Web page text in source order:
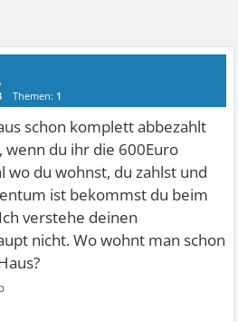
Themen: 1
schon komplett abbezahlt
du ihr die 600Euro
wo du wohnst, du zahlst und
ist bekommst du beim
verstehe deinen
nicht. Wo wohnt man schon